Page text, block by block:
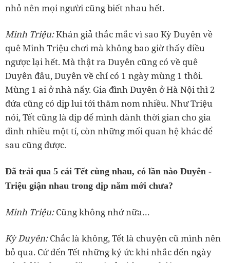
‏Minh Triệu:Khán giả thắc mắc vì sao Kỳ Duyên về
quê Minh Triệu chơi mà không bao giờ thấy điều
ngược lại hết. Mà thật ra Duyên cũng có về quê
Duyên đâu, Duyên về chỉ có 1 ngày mùng 1 thôi.
Mùng 1 ai ở nhà nấy. Gia đình Duyên ở Hà Nội thì 2
đứa cũng có dịp lui tới thăm nom nhiều. Như Triệu
nói, Tết cũng là dịp để mình dành thời gian cho gia
đình nhiều một tí, còn những mối quan hệ khác để
Triệu giận nhau trong dịp năm mới chưa?
‏Minh Triệu:
‏Kỳ Duyên:Chắc là không, Tết là chuyện cũ mình nên
bỏ qua. Cứ đến Tết những ký ức khi nhắc đến ngày